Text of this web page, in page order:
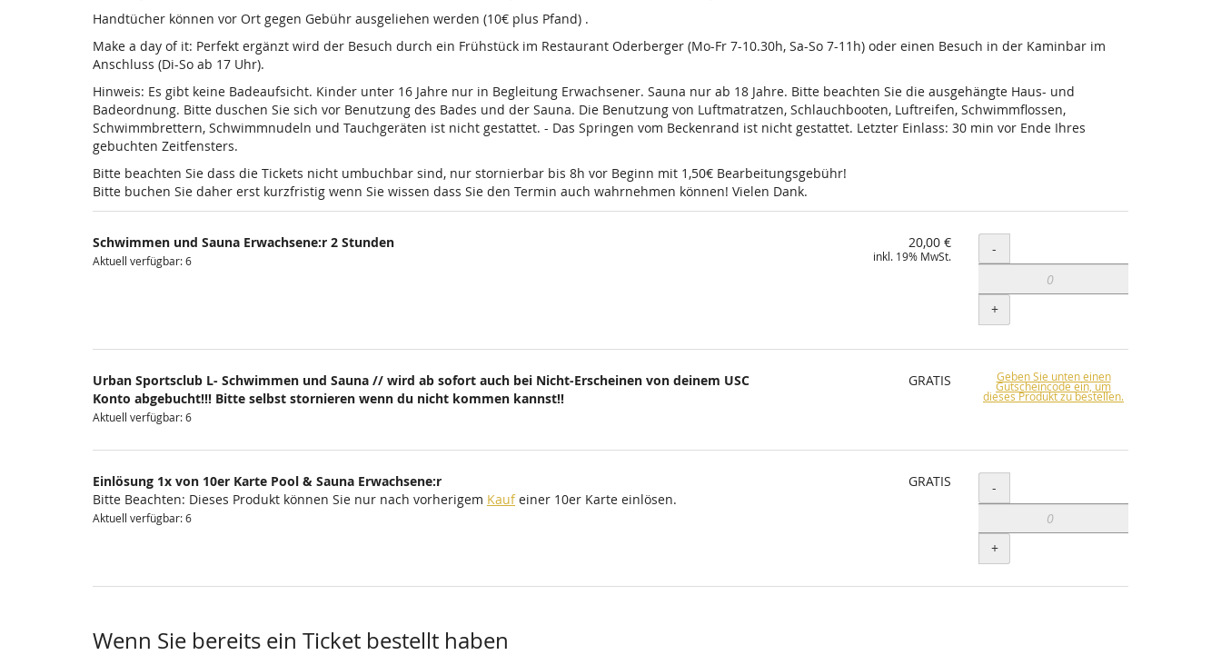
Handtücher können vor Ort gegen Gebühr ausgeliehen werden (10€ plus Pfand) .
Make a day of it: Perfekt ergänzt wird der Besuch durch ein Frühstück im Restaurant Oderberger (Mo-Fr 7-10.30h, Sa-So 7-11h) oder einen Besuch in der Kaminbar im
Anschluss (Di-So ab 17 Uhr).
Hinweis: Es gibt keine Badeaufsicht. Kinder unter 16 Jahre nur in Begleitung Erwachsener. Sauna nur ab 18 Jahre. Bitte beachten Sie die ausgehängte Haus- und
Badeordnung. Bitte duschen Sie sich vor Benutzung des Bades und der Sauna. Die Benutzung von Luftmatratzen, Schlauchbooten, Luftreifen, Schwimmflossen,
Schwimmbrettern, Schwimmnudeln und Tauchgeräten ist nicht gestattet. - Das Springen vom Beckenrand ist nicht gestattet. Letzter Einlass: 30 min vor Ende Ihres
gebuchten Zeitfensters.
Bitte beachten Sie dass die Tickets nicht umbuchbar sind, nur stornierbar bis 8h vor Beginn mit 1,50€ Bearbeitungsgebühr!
Bitte buchen Sie daher erst kurzfristig wenn Sie wissen dass Sie den Termin auch wahrnehmen können! Vielen Dank.
Schwimmen und Sauna Erwachsene:r 2 Stunden
Aktuell verfügbar: 6
20,00 €
inkl. 19% MwSt. Menge
-
+
Urban Sportsclub L- Schwimmen und Sauna // wird ab sofort auch bei Nicht-Erscheinen von deinem USC
Konto abgebucht!!! Bitte selbst stornieren wenn du nicht kommen kannst!!
Aktuell verfügbar: 6
GRATIS Geben Sie unten einen
Gutscheincode ein, um
dieses Produkt zu bestellen.
Einlösung 1x von 10er Karte Pool & Sauna Erwachsene:r
Bitte Beachten: Dieses Produkt können Sie nur nach vorherigem Kaufeiner 10er Karte einlösen.
Aktuell verfügbar: 6
GRATIS Menge
-
+
Wenn Sie bereits ein Ticket bestellt haben